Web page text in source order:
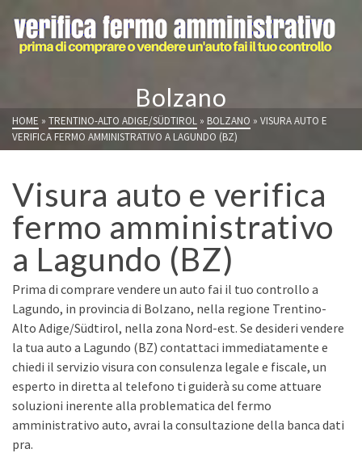
Bolzano
HOME » TRENTINO-ALTO ADIGE/SÜDTIROL » BOLZANO » VISURA AUTO E
VERIFICA FERMO AMMINISTRATIVO A LAGUNDO (BZ)
Visura auto e verifica
fermo amministrativo
a Lagundo (BZ)
Prima di comprare vendere un auto fai il tuo controllo a
Lagundo, in provincia di Bolzano, nella regione Trentino-
Alto Adige/Südtirol, nella zona Nord-est. Se desideri vendere
la tua auto a Lagundo (BZ) contattaci immediatamente e
chiedi il servizio visura con consulenza legale e fiscale, un
esperto in diretta al telefono ti guiderà su come attuare
soluzioni inerente alla problematica del fermo
amministrativo auto, avrai la consultazione della banca dati
pra.